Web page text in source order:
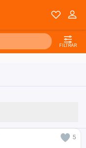
FILTRAR
5